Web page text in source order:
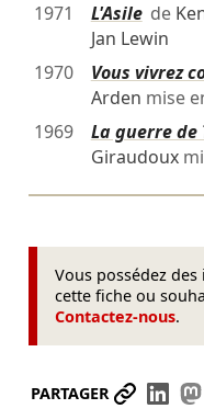
1971
L'Asilede
Jan Lewin
1970
Vous vivrez
Arden mise
1969
La guerre
Giraudoux
Vous possédez
cette fiche ou
Contactez-nous.
PARTAGER